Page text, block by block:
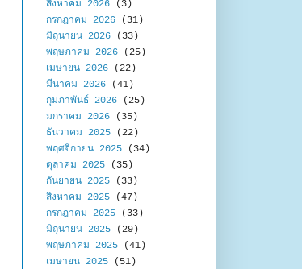
สิงหาคม 2026 (3)
กรกฎาคม 2026 (31)
มิถุนายน 2026 (33)
พฤษภาคม 2026 (25)
เมษายน 2026 (22)
มีนาคม 2026 (41)
กุมภาพันธ์ 2026 (25)
มกราคม 2026 (35)
ธันวาคม 2025 (22)
พฤศจิกายน 2025 (34)
ตุลาคม 2025 (35)
กันยายน 2025 (33)
สิงหาคม 2025 (47)
กรกฎาคม 2025 (33)
มิถุนายน 2025 (29)
พฤษภาคม 2025 (41)
เมษายน 2025 (51)